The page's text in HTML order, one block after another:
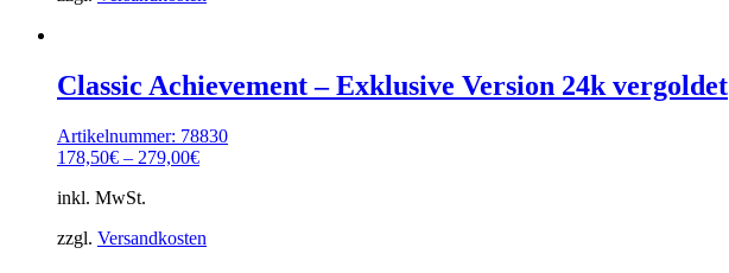
Classic Achievement – Exklusive Version 24k vergoldet
Artikelnummer: 78830
178,50€ – 279,00€
inkl. MwSt.
zzgl. Versandkosten